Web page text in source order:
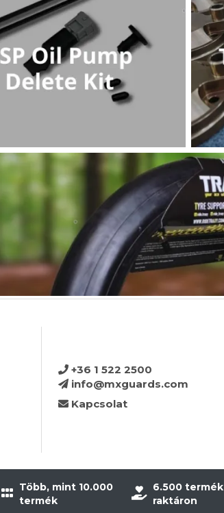
+36 1 522 2500
info@mxguards.com
Kapcsolat
Több, mint 10.000
termék
6.500 termék
raktáron